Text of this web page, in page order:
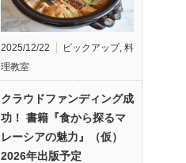
2025/12/22 ピックアップ, 料
理教室
クラウドファンディング成
功！ 書籍『食から探るマ
レーシアの魅力』（仮）
2026年出版予定